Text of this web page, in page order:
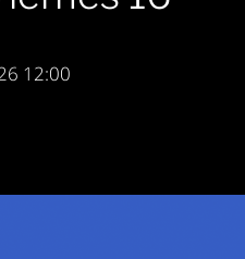
12:00